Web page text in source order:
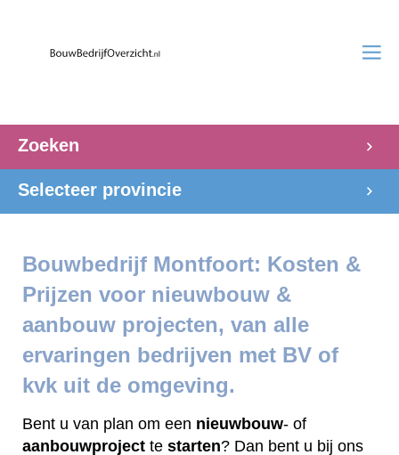
Zoeken
Selecteer provincie
Bouwbedrijf Montfoort: Kosten &
Prijzen voor nieuwbouw &
aanbouw projecten, van alle
ervaringen bedrijven met BV of
kvk uit de omgeving.
Bent u van plan om een nieuwbouw- of
aanbouwproject te starten? Dan bent u bij ons